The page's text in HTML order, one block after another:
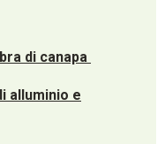
di canapa
alluminio e